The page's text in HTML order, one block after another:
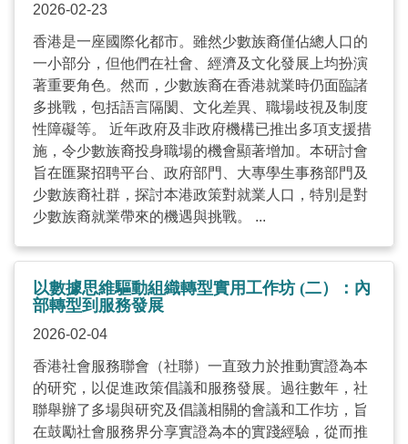
2026-02-23
香港是一座國際化都市。雖然少數族裔僅佔總人口的
一小部分，但他們在社會、經濟及文化發展上均扮演
著重要角色。然而，少數族裔在香港就業時仍面臨諸
多挑戰，包括語言隔閡、文化差異、職場歧視及制度
性障礙等。 近年政府及非政府機構已推出多項支援措
施，令少數族裔投身職場的機會顯著增加。本研討會
旨在匯聚招聘平台、政府部門、大專學生事務部門及
少數族裔社群，探討本港政策對就業人口，特別是對
少數族裔就業帶來的機遇與挑戰。 ...
以數據思維驅動組織轉型實用工作坊 (二）：內
部轉型到服務發展
2026-02-04
香港社會服務聯會（社聯）一直致力於推動實證為本
的研究，以促進政策倡議和服務發展。過往數年，社
聯舉辦了多場與研究及倡議相關的會議和工作坊，旨
在鼓勵社會服務界分享實證為本的實踐經驗，從而推